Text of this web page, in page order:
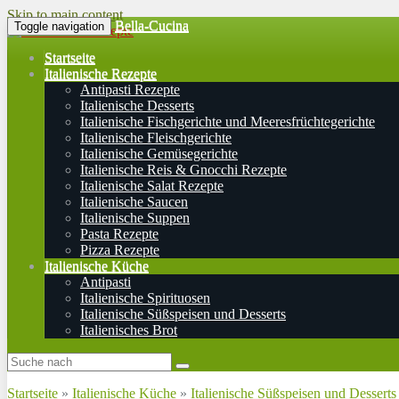
Skip to main content
Toggle navigation Bella-Cucina
Startseite
Italienische Rezepte
Antipasti Rezepte
Italienische Desserts
Italienische Fischgerichte und Meeresfrüchtegerichte
Italienische Fleischgerichte
Italienische Gemüsegerichte
Italienische Reis & Gnocchi Rezepte
Italienische Salat Rezepte
Italienische Saucen
Italienische Suppen
Pasta Rezepte
Pizza Rezepte
Italienische Küche
Antipasti
Italienische Spirituosen
Italienische Süßspeisen und Desserts
Italienisches Brot
Startseite » Italienische Küche » Italienische Süßspeisen und Desserts